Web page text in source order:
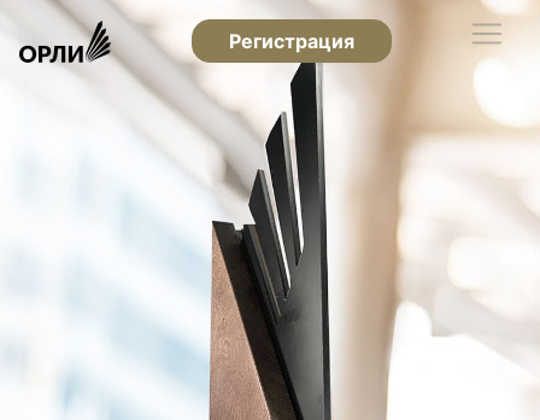
Регистрация